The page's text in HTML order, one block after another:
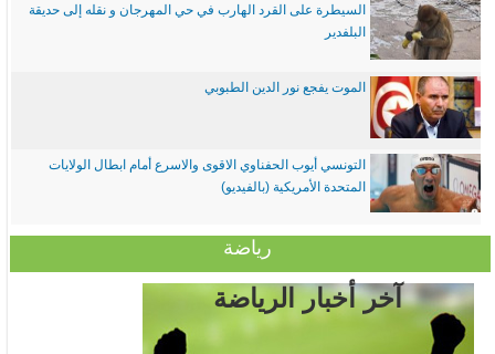
السيطرة على القرد الهارب في حي المهرجان و نقله إلى حديقة
البلفدير
الموت يفجع نور الدين الطبوبي
التونسي أيوب الحفناوي الاقوى والاسرع أمام ابطال الولايات
المتحدة الأمريكية (بالفيديو)
رياضة
آخر أخبار الرياضة